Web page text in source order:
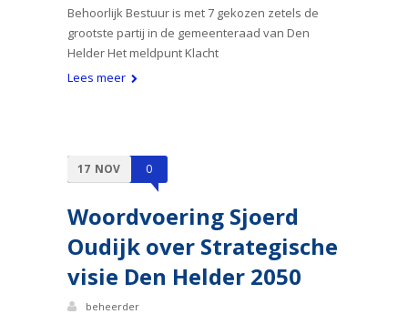
Behoorlijk Bestuur is met 7 gekozen zetels de
grootste partij in de gemeenteraad van Den
Helder Het meldpunt Klacht
Lees meer
17 NOV 0
Woordvoering Sjoerd
Oudijk over Strategische
visie Den Helder 2050
beheerder